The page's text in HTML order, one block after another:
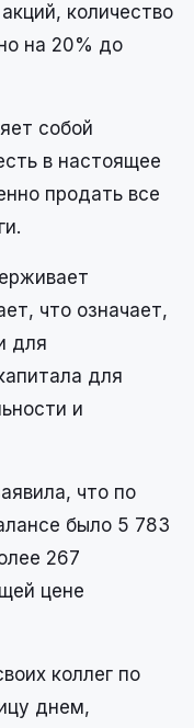
количество
на 20% до
собой
в настоящее
продать все
что означает,
для
для
и
что по
было 5 783
267
цене
коллег по
днем,